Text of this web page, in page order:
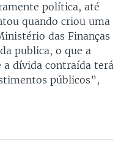
política, até
quando criou uma
das Finanças
publica, o que a
a dívida contraída terá
públicos”,